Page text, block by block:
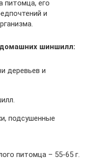
питомца, его
и
шиншилл:
деревьев и
подсушенные
питомца – 55-65 г.